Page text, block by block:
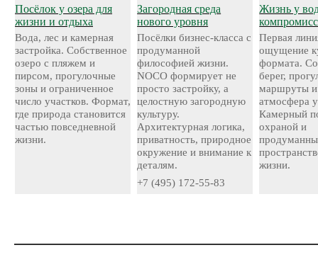
Посёлок у озера для
жизни и отдыха
Вода, лес и камерная
застройка. Собственное
озеро с пляжем и
пирсом, прогулочные
зоны и ограниченное
число участков. Формат,
где природа становится
частью повседневной
жизни.
Загородная среда
нового уровня
Посёлки бизнес-класса с
продуманной
философией жизни.
NOCO формирует не
просто застройку, а
целостную загородную
культуру.
Архитектурная логика,
приватность, природное
окружение и внимание к
деталям.
+7 (495) 172-55-83
Жизнь у
Первая
ощущение
формата.
берег,
маршруты и
атмосфера
Камерный
охраной и
жизни.